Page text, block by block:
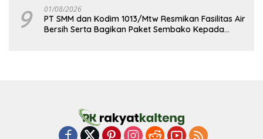
9 01/08/2026
PT SMM dan Kodim 1013/Mtw Resmikan Fasilitas Air
Bersih Serta Bagikan Paket Sembako Kepada